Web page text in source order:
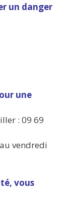
un danger
une
: 09 69
vendredi
vous